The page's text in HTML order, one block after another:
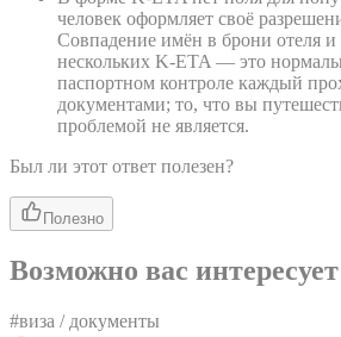
человек оформляет своё
Совпадение имён в брони отеля
нескольких K-ETA — это
паспортном контроле каждый
документами; то, что вы
проблемой не является.
Был ли этот ответ полезен?
Полезно
Возможно вас интересует
#виза / документы